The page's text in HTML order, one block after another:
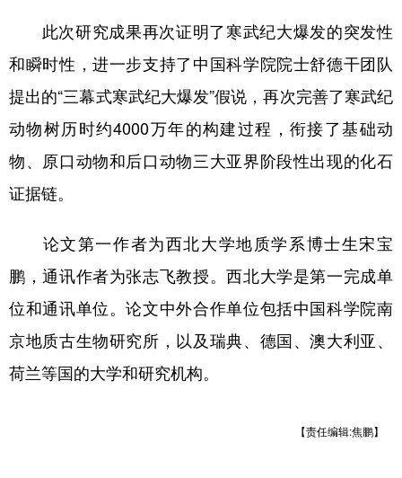
此次研究成果再次证明了寒武纪大爆发的突发性
和瞬时性，进一步支持了中国科学院院士舒德干团队
提出的“三幕式寒武纪大爆发”假说，再次完善了寒武纪
动物树历时约4000万年的构建过程，衔接了基础动
物、原口动物和后口动物三大亚界阶段性出现的化石
证据链。
论文第一作者为西北大学地质学系博士生宋宝
鹏，通讯作者为张志飞教授。西北大学是第一完成单
位和通讯单位。论文中外合作单位包括中国科学院南
京地质古生物研究所，以及瑞典、德国、澳大利亚、
荷兰等国的大学和研究机构。
【责任编辑:焦鹏】